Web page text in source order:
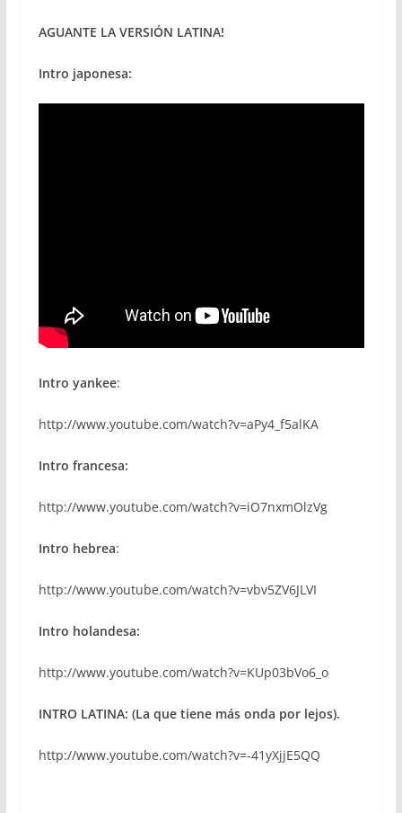
AGUANTE LA VERSIÓN LATINA!
Intro japonesa:
Intro yankee:
http://www.youtube.com/watch?v=aPy4_f5alKA
Intro francesa:
http://www.youtube.com/watch?v=iO7nxmOlzVg
Intro hebrea:
http://www.youtube.com/watch?v=vbv5ZV6JLVI
Intro holandesa:
http://www.youtube.com/watch?v=KUp03bVo6_o
INTRO LATINA: (La que tiene más onda por lejos).
http://www.youtube.com/watch?v=-41yXjjE5QQ